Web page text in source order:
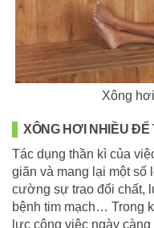
Xông
XÔNG HƠI NHIỀU ĐỂ
Tác dụng thần kì của
giãn và mang lại một
cường sự trao đổi chất,
bệnh tim mạch… Trong
lực công việc ngày